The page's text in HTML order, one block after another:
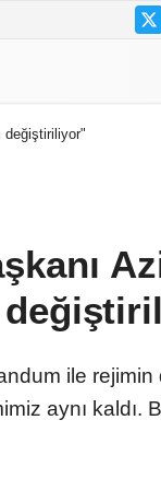
değiştiriliyor"
ile rejimin
aynı kaldı.